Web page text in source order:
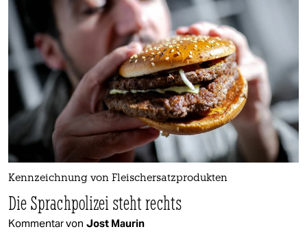
Kennzeichnung von Fleischersatzprodukten
Die Sprachpolizei steht rechts
Kommentar von Jost Maurin